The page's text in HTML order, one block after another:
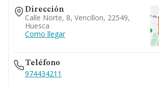
Dirección
Calle Norte, 8, Vencillon, 22549,
Huesca
Como llegar
Teléfono
974434211